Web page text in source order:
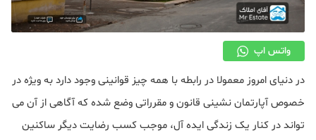
واتس اپ
در دنیای امروز معمولا در رابطه با همه چیز قوانینی وجود دارد به ویژه در
خصوص آپارتمان نشینی قانون و مقرراتی وضع شده که آگاهی از آن می
تواند در کنار یک زندگی ایده آل، موجب کسب رضایت دیگر ساکنین